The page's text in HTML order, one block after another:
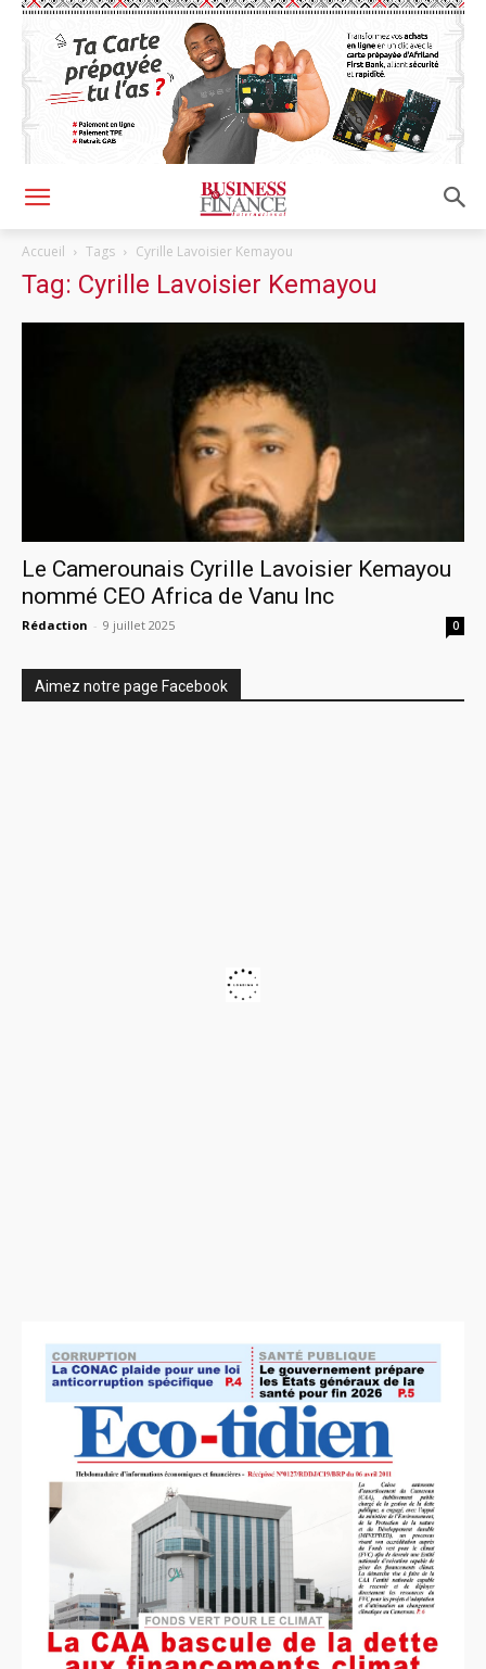
Accueil Tags Cyrille Lavoisier Kemayou
Tag: Cyrille Lavoisier Kemayou
Le Camerounais Cyrille Lavoisier Kemayou
nommé CEO Africa de Vanu Inc
Rédaction - 9 juillet 2025 0
Aimez notre page Facebook